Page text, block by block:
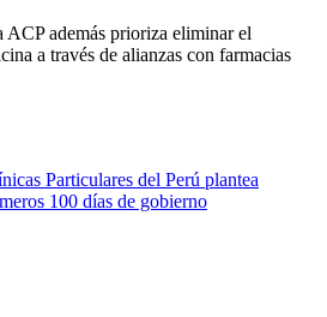
ACP además prioriza eliminar el
a través de alianzas con farmacias